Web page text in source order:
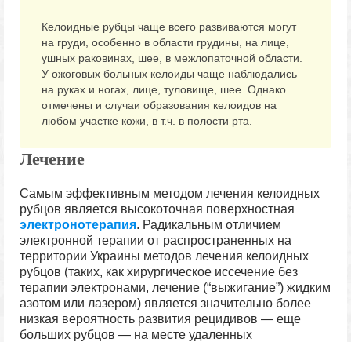
Келоидные рубцы чаще всего развиваются могут
на груди, особенно в области грудины, на лице,
ушных раковинах, шее, в межлопаточной области.
У ожоговых больных келоиды чаще наблюдались
на руках и ногах, лице, туловище, шее. Однако
отмечены и случаи образования келоидов на
любом участке кожи, в т.ч. в полости рта.
Лечение
Самым эффективным методом лечения келоидных
рубцов является высокоточная поверхностная
электронотерапия. Радикальным отличием
электронной терапии от распространенных на
территории Украины методов лечения келоидных
рубцов (таких, как хирургическое иссечение без
терапии электронами, лечение (“выжигание”) жидким
азотом или лазером) является значительно более
низкая вероятность развития рецидивов — еще
больших рубцов — на месте удаленных